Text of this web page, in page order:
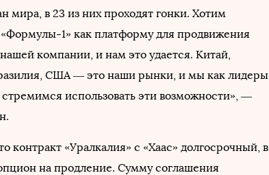
мира, в 23 из них проходят гонки. Хотим
«Формулы-1» как платформу для продвижения
компании, и нам это удается. Китай,
США — это наши рынки, и мы как лидеры
использовать эти возможности», —
контракт «Уралкалия» с «Хаас» долгосрочный, в
на продление. Сумму соглашения